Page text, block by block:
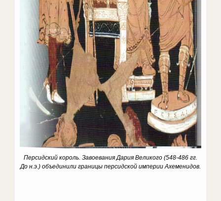
Персидский король. Завоевания Дария Великого (548-486 гг.
До н.э.) объединили границы персидской империи Ахеменидов.